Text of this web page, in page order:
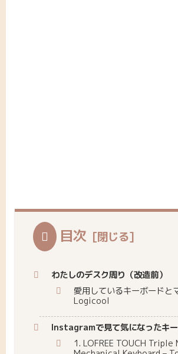
目次
わたしのデスク周り（改造前）
愛用しているキーボードと
Logicool
Instagramで見て気になったキー
1. LOFREE TOUCH Triple